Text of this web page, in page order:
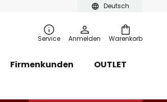
Deutsch
Warenkorb
Service Anmelden
Firmenkunden
OUTLET